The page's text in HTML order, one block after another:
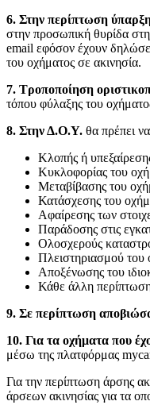
6. Στην περίπτωση
στην προσωπική θυρίδα
email εφόσον έχουν
του οχήματος σε ακινησία.
7. Τροποποίηση
τόπου φύλαξης του
8. Στην Δ.Ο.Υ. θα πρέπει
Κλοπής ή
Κυκλοφορίας του
Μεταβίβασης του
Κατάσχεσης του
Αφαίρεσης των
Παράδοσης στις
Ολοσχερούς
Πλειστηριασμού του
Αποξένωσης του
Κάθε άλλη περίπτωση
9. Σε περίπτωση
10. Για τα οχήματα που
μέσω της πλατφόρμας
Για την περίπτωση άρσης
άρσεων ακινησίας για τα